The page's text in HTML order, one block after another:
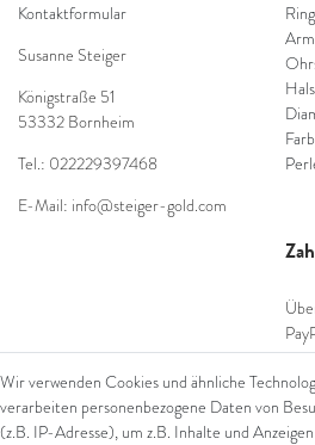
Kontaktformular
Susanne Steiger
Königstraße 51
53332 Bornheim
Tel.: 022229397468
E-Mail: info@steiger-gold.com
Ring
Wir verwenden Cookies und ähnliche
verarbeiten personenbezogene Daten von
(z.B. IP-Adresse), um z.B. Inhalte und